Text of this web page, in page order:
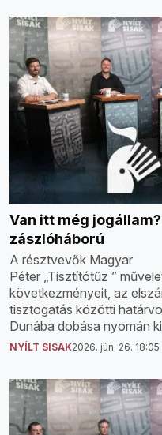
Van itt még
zászlóháború
A résztvevők Magyar
Péter „Tisztítótűz ”
következményeit, az
tisztogatás közötti
Dunába dobása nyomán
NYÍLT SISAK2026. jún. 26. 18:05